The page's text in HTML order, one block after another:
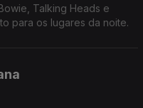
Talking Heads e
para os lugares da noite.